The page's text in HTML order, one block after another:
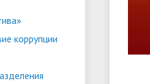
центр ИвГУ
• Вход
в
организации
коррупции